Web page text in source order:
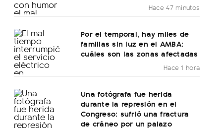
Hace 47 minutos
Por el temporal, hay miles de
familias sin luz en el AMBA:
cuáles son las zonas afectadas
Hace 1 hora
Una fotógrafa fue herida
durante la represión en el
Congreso: sufrió una fractura
de cráneo por un palazo